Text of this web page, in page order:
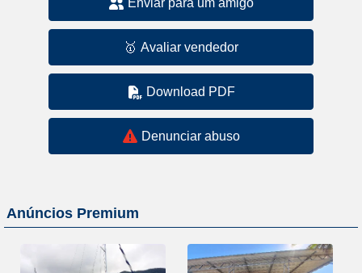
🥇 Avaliar vendedor
Download PDF
Denunciar abuso
Anúncios Premium